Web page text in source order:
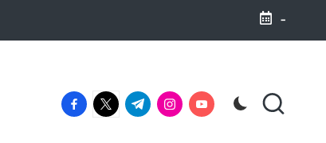
-
facebook.com
twitter.com
t.me instagram.com
youtube.com